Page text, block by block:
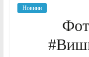
Новини